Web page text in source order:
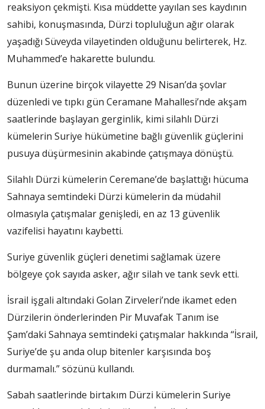
reaksiyon çekmişti. Kısa müddette yayılan ses kaydının
sahibi, konuşmasında, Dürzi topluluğun ağır olarak
yaşadığı Süveyda vilayetinden olduğunu belirterek, Hz.
Muhammed’e hakarette bulundu.
Bunun üzerine birçok vilayette 29 Nisan’da şovlar
düzenledi ve tıpkı gün Ceramane Mahallesi’nde akşam
saatlerinde başlayan gerginlik, kimi silahlı Dürzi
kümelerin Suriye hükümetine bağlı güvenlik güçlerini
pusuya düşürmesinin akabinde çatışmaya dönüştü.
Silahlı Dürzi kümelerin Ceremane’de başlattığı hücuma
Sahnaya semtindeki Dürzi kümelerin da müdahil
olmasıyla çatışmalar genişledi, en az 13 güvenlik
vazifelisi hayatını kaybetti.
Suriye güvenlik güçleri denetimi sağlamak üzere
bölgeye çok sayıda asker, ağır silah ve tank sevk etti.
İsrail işgali altındaki Golan Zirveleri’nde ikamet eden
Dürzilerin önderlerinden Pir Muvafak Tanım ise
Şam’daki Sahnaya semtindeki çatışmalar hakkında “İsrail,
Suriye’de şu anda olup bitenler karşısında boş
durmamalı.” sözünü kullandı.
Sabah saatlerinde birtakım Dürzi kümelerin Suriye